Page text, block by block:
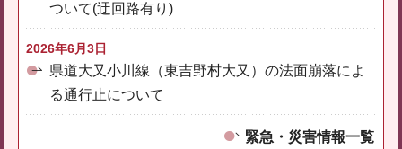
ついて(迂回路有り)
2026年6月3日
県道大又小川線（東吉野村大又）の法面崩落によ
る通行止について
緊急・災害情報一覧